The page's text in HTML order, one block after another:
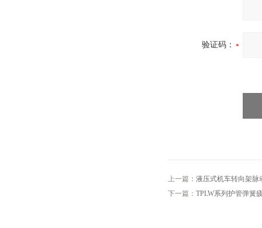
验证码：
上一篇： 液压式机车转向架脉
下一篇： TPLW系列护管弹簧